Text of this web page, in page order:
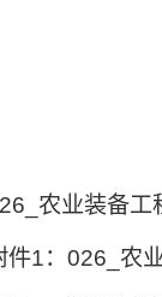
农业装备工
件1：026_农